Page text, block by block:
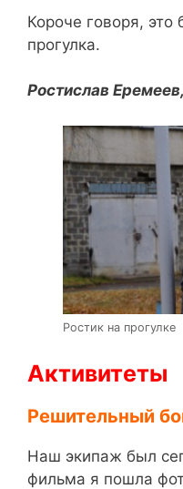
Короче говоря,
прогулка.
Ростислав
Ростик на прогулке
Активитеты
Решительный
Наш экипаж был
фильма я пошла